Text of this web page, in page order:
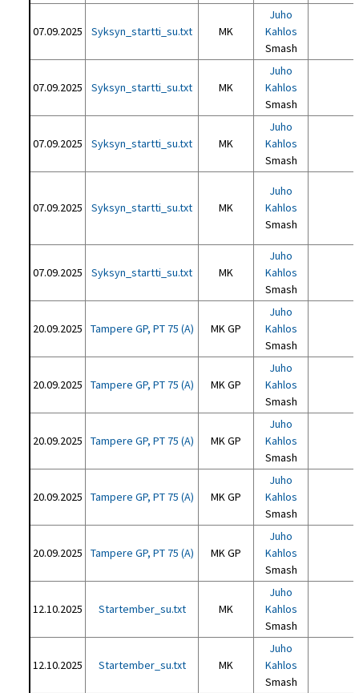
07.09.2025 Syksyn_startti_su.txt MK
Juho
Kahlos
Smash
07.09.2025 Syksyn_startti_su.txt MK
Juho
Kahlos
Smash
07.09.2025 Syksyn_startti_su.txt MK
Juho
Kahlos
Smash
07.09.2025 Syksyn_startti_su.txt MK
Juho
Kahlos
Smash
07.09.2025 Syksyn_startti_su.txt MK
Juho
Kahlos
Smash
20.09.2025 Tampere GP, PT 75 (A) MK GP
Juho
Kahlos
Smash
20.09.2025 Tampere GP, PT 75 (A) MK GP
Juho
Kahlos
Smash
20.09.2025 Tampere GP, PT 75 (A) MK GP
Juho
Kahlos
Smash
20.09.2025 Tampere GP, PT 75 (A) MK GP
Juho
Kahlos
Smash
20.09.2025 Tampere GP, PT 75 (A) MK GP
Juho
Kahlos
Smash
12.10.2025 Startember_su.txt MK
Juho
Kahlos
Smash
12.10.2025 Startember_su.txt MK
Juho
Kahlos
Smash